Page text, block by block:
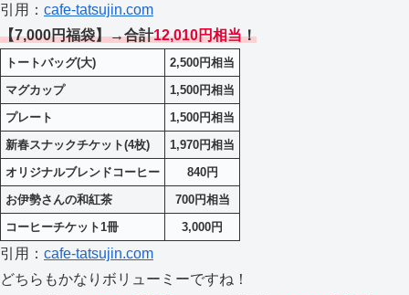
引用： cafe-tatsujin.com
【7,000円福袋】→合計12,010円相当！
トートバッグ(大)
2,500円相当
マグカップ
1,500円相当
プレート
1,500円相当
新春スナックチケット(4枚)
1,970円相当
オリジナルブレンドコーヒー
840円
お伊勢さんの和紅茶
700円相当
コーヒーチケット1冊
3,000円
引用： cafe-tatsujin.com
どちらもかなりボリューミーですね！